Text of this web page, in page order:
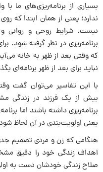
بسیاری از برنامه‌ریزی‏‌های ما
ندارد؛ یعنی از همان ابتدا که
نیست. شرایط روحی و روانی
برنامه‌ریزی در نظر گرفته شود.
که وقتی بعد از ظهر به خانه
نباید برای بعد از ظهر برنامه‏‌ای
با این تفاسیر می‌توان گفت
بیش از یک فرزند در زندگی
برنامه‌ریزی داشته باشند اما
یعنی اولویت‌بندی در آن لحاظ
هنگامی که زن و مردی تصمیم
اهداف زندگی خود را دقیق
صلاح زندگی خودشان دست به